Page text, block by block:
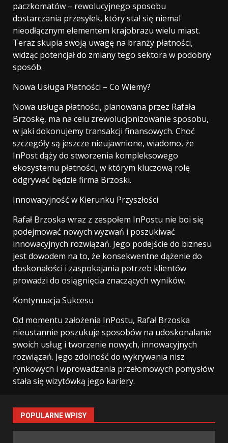
paczkomatów – rewolucyjnego sposobu
dostarczania przesyłek, który stał się niemal
nieodłącznym elementem krajobrazu wielu miast.
Teraz skupia swoją uwagę na branży płatności,
widząc potencjał do zmiany tego sektora w podobny
sposób.
Nowa Usługa Płatności – Co Wiemy?
Nowa usługa płatności, planowana przez Rafała
Brzoskę, ma na celu zrewolucjonizowanie sposobu,
w jaki dokonujemy transakcji finansowych. Choć
szczegóły są jeszcze nieujawnione, wiadomo, że
InPost dąży do stworzenia kompleksowego
ekosystemu płatności, w którym kluczową rolę
odgrywać będzie firma Brzoski.
Innowacyjność w Kierunku Przyszłości
Rafał Brzoska wraz z zespołem InPostu nie boi się
podejmować nowych wyzwań i poszukiwać
innowacyjnych rozwiązań. Jego podejście do biznesu
jest dowodem na to, że konsekwentne dążenie do
doskonałości i zaspokajania potrzeb klientów
prowadzi do osiągnięcia znaczących wyników.
Kontynuacja Sukcesu
Od momentu założenia InPostu, Rafał Brzoska
nieustannie poszukuje sposobów na udoskonalanie
swoich usług i tworzenie nowych, innowacyjnych
rozwiązań. Jego zdolność do wykrywania nisz
rynkowych i wprowadzania przełomowych pomysłów
stała się wizytówką jego kariery.
POPULARNE WPISY